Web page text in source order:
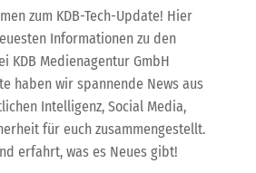
zum KDB-Tech-Update! Hier
Informationen zu den
KDB Medienagentur GmbH
haben wir spannende News aus
Intelligenz, Social Media,
für euch zusammengestellt.
erfahrt, was es Neues gibt!